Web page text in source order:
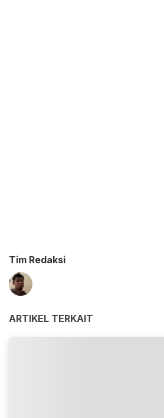
Tim Redaksi
ARTIKEL TERKAIT